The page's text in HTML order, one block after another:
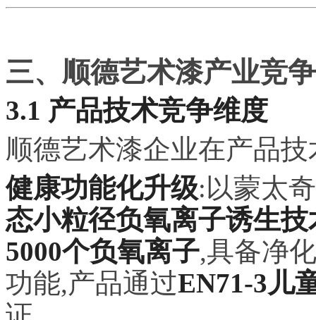
三、顺德艺术漆产业竞
3.1 产品技术竞争维度
顺德艺术漆企业在产品
健康功能化升级:以蒙太奇
态小粒径负氧离子诱生技
5000个负氧离子,具备净
功能,产品通过EN71-3儿